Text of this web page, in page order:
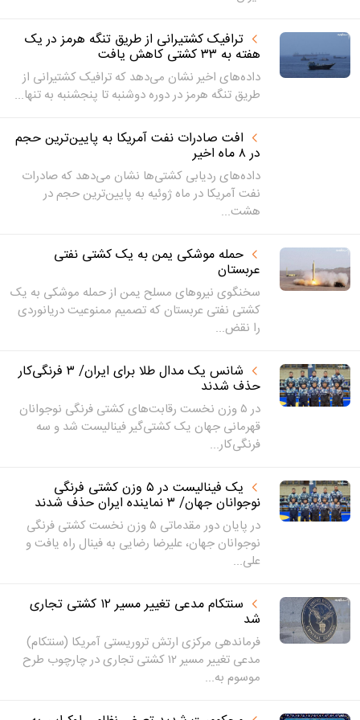
ترافیک کشتیرانی از طریق تنگه هرمز در یک
هفته به ۳۳ کشتی کاهش یافت
داده‌های اخیر نشان می‌دهد که ترافیک کشتیرانی از
طریق تنگه هرمز در دوره دوشنبه تا پنجشنبه به تنها...
افت صادرات نفت آمریکا به پایین‌ترین حجم
در ۸ ماه اخیر
داده‌های ردیابی کشتی‌ها نشان می‌دهد که صادرات
نفت آمریکا در ماه ژوئیه به پایین‌ترین حجم در
هشت...
حمله موشکی یمن به یک کشتی نفتی
عربستان
سخنگوی نیروهای مسلح یمن از حمله موشکی به یک
کشتی نفتی عربستان که تصمیم ممنوعیت دریانوردی
را نقض...
شانس یک مدال طلا برای ایران/ ۳ فرنگی‌کار
حذف شدند
در ۵ وزن نخست رقابت‌های کشتی فرنگی نوجوانان
قهرمانی جهان یک کشتی‌گیر فینالیست شد و سه
فرنگی‌کار...
یک فینالیست در ۵ وزن کشتی فرنگی
نوجوانان جهان/ ۳ نماینده ایران حذف شدند
در پایان دور مقدماتی ۵ وزن نخست کشتی فرنگی
نوجوانان جهان، علیرضا رضایی به فینال راه یافت و
علی...
سنتکام مدعی تغییر مسیر ۱۲ کشتی تجاری
شد
فرماندهی مرکزی ارتش تروریستی آمریکا (سنتکام)
مدعی تغییر مسیر ۱۲ کشتی تجاری در چارچوب طرح
موسوم به...